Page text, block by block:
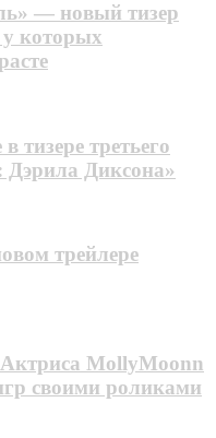
— новый тизер
у которых
тизере третьего
Дэрила Диксона»
трейлере
MollyMoonn
своими роликами